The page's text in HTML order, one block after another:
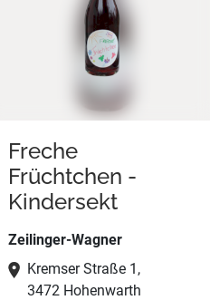
Freche
Früchtchen -
Kindersekt
Zeilinger-Wagner
Kremser Straße 1,
3472 Hohenwarth